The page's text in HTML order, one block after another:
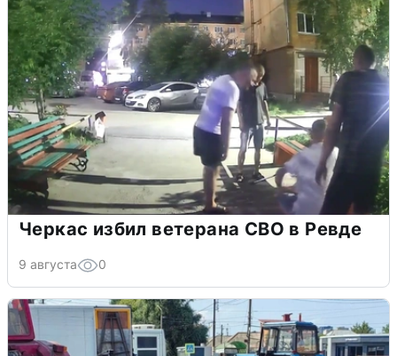
Черкас избил ветерана СВО в Ревде
9 августа 0